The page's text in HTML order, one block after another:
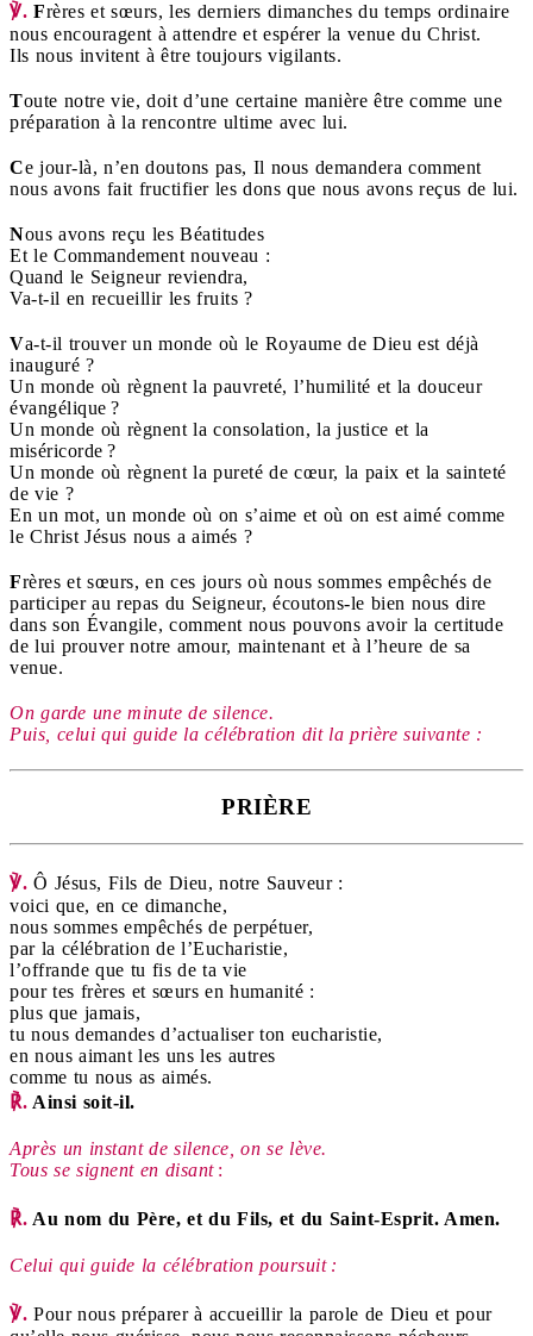
℣. Frères et sœurs, les derniers dimanches du temps ordinaire
nous encouragent à attendre et espérer la venue du Christ.
Ils nous invitent à être toujours vigilants.
Toute notre vie, doit d’une certaine manière être comme une
préparation à la rencontre ultime avec lui.
Ce jour-là, n’en doutons pas, Il nous demandera comment
nous avons fait fructifier les dons que nous avons reçus de lui.
Nous avons reçu les Béatitudes
Et le Commandement nouveau :
Quand le Seigneur reviendra,
Va-t-il en recueillir les fruits ?
Va-t-il trouver un monde où le Royaume de Dieu est déjà
inauguré ?
Un monde où règnent la pauvreté, l’humilité et la douceur
évangélique ?
Un monde où règnent la consolation, la justice et la
miséricorde ?
Un monde où règnent la pureté de cœur, la paix et la sainteté
de vie ?
En un mot, un monde où on s’aime et où on est aimé comme
le Christ Jésus nous a aimés ?
Frères et sœurs, en ces jours où nous sommes empêchés de
participer au repas du Seigneur, écoutons-le bien nous dire
dans son Évangile, comment nous pouvons avoir la certitude
de lui prouver notre amour, maintenant et à l’heure de sa
venue.
On garde une minute de silence.
Puis, celui qui guide la célébration dit la prière suivante :
PRIÈRE
℣. Ô Jésus, Fils de Dieu, notre Sauveur :
voici que, en ce dimanche,
nous sommes empêchés de perpétuer,
par la célébration de l’Eucharistie,
l’offrande que tu fis de ta vie
pour tes frères et sœurs en humanité :
plus que jamais,
tu nous demandes d’actualiser ton eucharistie,
en nous aimant les uns les autres
comme tu nous as aimés.
℟. Ainsi soit-il.
Après un instant de silence, on se lève.
Tous se signent en disant :
℟. Au nom du Père, et du Fils, et du Saint-Esprit. Amen.
Celui qui guide la célébration poursuit :
℣. Pour nous préparer à accueillir la parole de Dieu et pour